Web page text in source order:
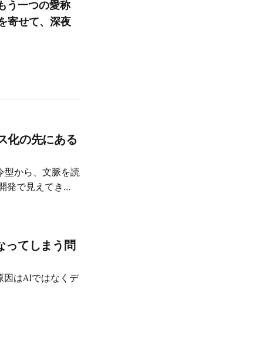
う一つの愛称
寄せて、深夜
化の先にある
型から、文脈を読
発で見えてき
ってしまう問
因はAIではなくデ